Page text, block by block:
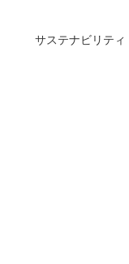
サステナビリティ